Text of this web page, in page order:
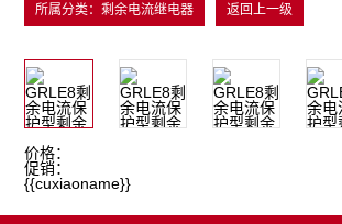
所属分类：剩余电流继电器 返回上一级
价格：
促销：
{{cuxiaoname}}